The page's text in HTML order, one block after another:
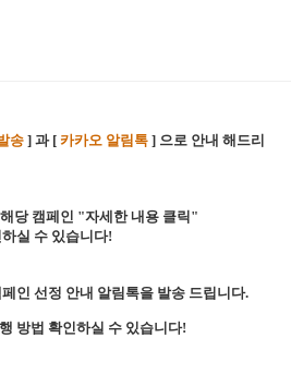
송 ] 과 [ 카카오 알림톡 ] 으로 안내 해드리
당 캠페인 "자세한 내용 클릭"
실 수 있습니다!
인 선정 안내 알림톡을 발송 드립니다.
방법 확인하실 수 있습니다!